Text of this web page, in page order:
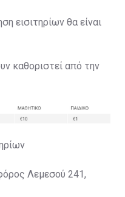
εισιτηρίων θα είναι
καθοριστεί από την
Λεμεσού 241,